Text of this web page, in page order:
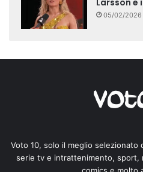
Larsson e
05/02/2026
Voto 10, solo il meglio selezionato
serie tv e intrattenimento, sport,